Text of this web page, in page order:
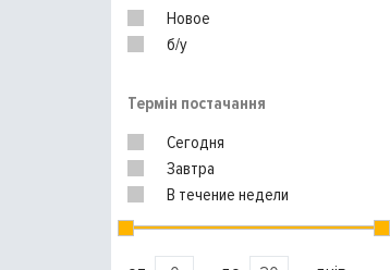
Новое
б/у
Термін постачання
Сегодня
Завтра
В течение недели